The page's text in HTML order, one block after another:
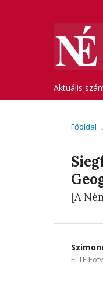
Aktuális
Főoldal
[A
ELTE